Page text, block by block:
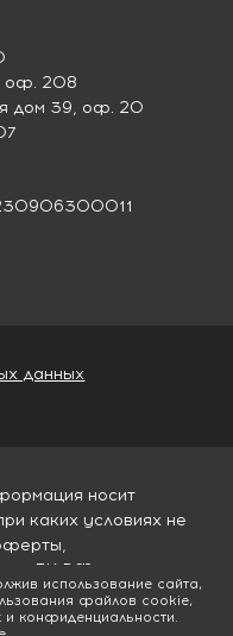
оф. 208
дом 39, оф. 20
данных
носит
каких условиях не
437 ГК РФ
использование сайта,
файлов cookie,
конфиденциальности.